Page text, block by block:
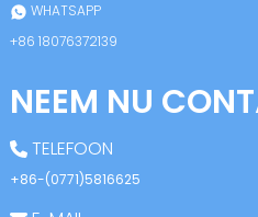
WHATSAPP
+86 18076372139
NEEM NU
TELEFOON
+86-(0771)5816625